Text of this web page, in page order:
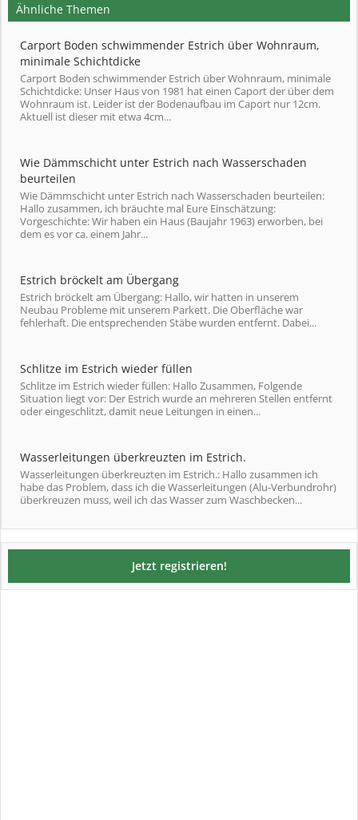
Ähnliche Themen
Carport Boden schwimmender Estrich über Wohnraum,
minimale Schichtdicke
Carport Boden schwimmender Estrich über Wohnraum, minimale
Schichtdicke: Unser Haus von 1981 hat einen Caport der über dem
Wohnraum ist. Leider ist der Bodenaufbau im Caport nur 12cm.
Aktuell ist dieser mit etwa 4cm...
Wie Dämmschicht unter Estrich nach Wasserschaden
beurteilen
Wie Dämmschicht unter Estrich nach Wasserschaden beurteilen:
Hallo zusammen, ich bräuchte mal Eure Einschätzung:
Vorgeschichte: Wir haben ein Haus (Baujahr 1963) erworben, bei
dem es vor ca. einem Jahr...
Estrich bröckelt am Übergang
Estrich bröckelt am Übergang: Hallo, wir hatten in unserem
Neubau Probleme mit unserem Parkett. Die Oberfläche war
fehlerhaft. Die entsprechenden Stäbe wurden entfernt. Dabei...
Schlitze im Estrich wieder füllen
Schlitze im Estrich wieder füllen: Hallo Zusammen, Folgende
Situation liegt vor: Der Estrich wurde an mehreren Stellen entfernt
oder eingeschlitzt, damit neue Leitungen in einen...
Wasserleitungen überkreuzten im Estrich.
Wasserleitungen überkreuzten im Estrich.: Hallo zusammen ich
habe das Problem, dass ich die Wasserleitungen (Alu-Verbundrohr)
überkreuzen muss, weil ich das Wasser zum Waschbecken...
Jetzt registrieren!